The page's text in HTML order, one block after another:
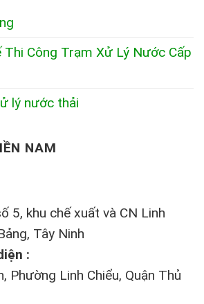
Thi Công Trạm Xử Lý Nước Cấp
lý nước thải
NAM
5, khu chế xuất và CN Linh
Tây Ninh
:
Phường Linh Chiểu, Quận Thủ